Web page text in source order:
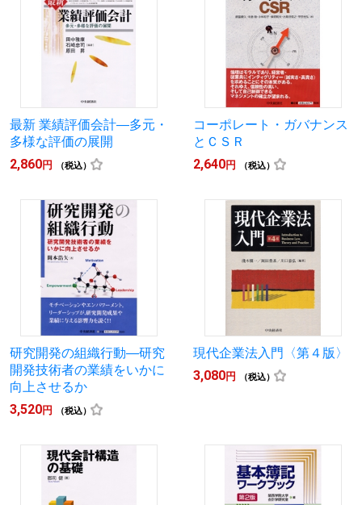
最新 業績評価会計―多元・
多様な評価の展開
2,860円 （税込）
コーポレート・ガバナンス
とＣＳＲ
2,640円 （税込）
研究開発の組織行動―研究
開発技術者の業績をいかに
向上させるか
3,520円 （税込）
現代企業法入門〈第４版〉
3,080円 （税込）